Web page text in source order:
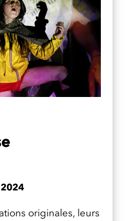
originales, leurs